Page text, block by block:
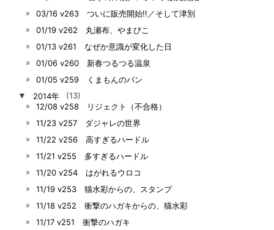
03/16 v263 ついに販売開始!!／そして津別
01/19 v262 丸瀬布、やまびこ
01/13 v261 なぜか意識が変化した日
01/06 v260 新春つるつる温泉
01/05 v259 くまもんのパン
▼
2014年
(13)
12/08 v258 リジェクト（不合格）
11/23 v257 ダジャレの世界
11/22 v256 高すぎるハードル
11/21 v255 多すぎるハードル
11/20 v254 はがれるウロコ
11/19 v253 猫水彩からの、スタンプ
11/18 v252 衝撃のハガキからの、猫水彩
11/17 v251 衝撃のハガキ